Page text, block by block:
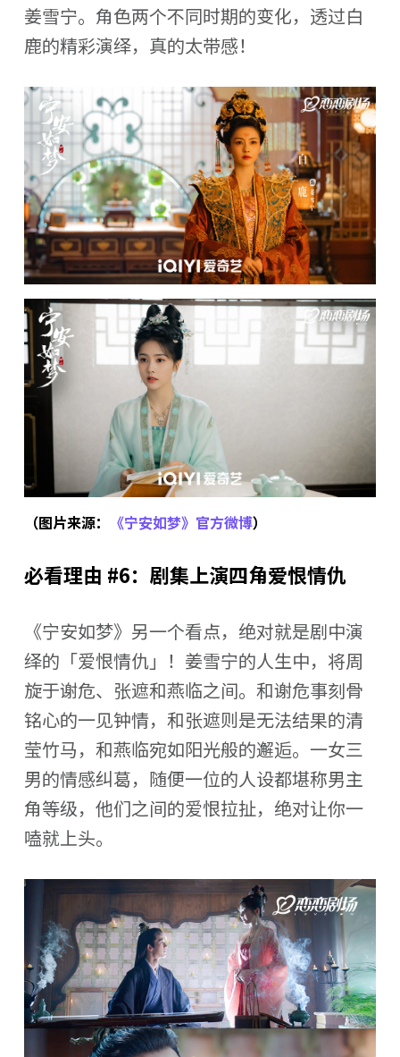
姜雪宁。角色两个不同时期的变化，透过白
鹿的精彩演绎，真的太带感！
（图片来源： 《宁安如梦》官方微博）
必看理由 #6：剧集上演四角爱恨情仇
《宁安如梦》另一个看点，绝对就是剧中演
绎的「爱恨情仇」！姜雪宁的人生中，将周
旋于谢危、张遮和燕临之间。和谢危事刻骨
铭心的一见钟情，和张遮则是无法结果的清
莹竹马，和燕临宛如阳光般的邂逅。一女三
男的情感纠葛，随便一位的人设都堪称男主
角等级，他们之间的爱恨拉扯，绝对让你一
嗑就上头。